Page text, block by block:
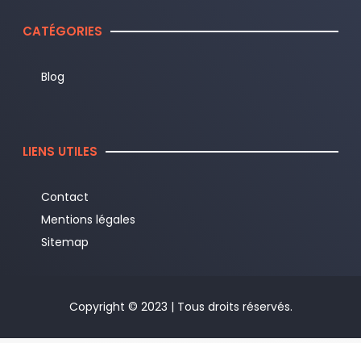
CATÉGORIES
Blog
LIENS UTILES
Contact
Mentions légales
Sitemap
Copyright © 2023 | Tous droits réservés.